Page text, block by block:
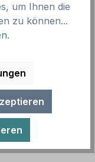
die
mit
um Ihnen die
zu können...
.